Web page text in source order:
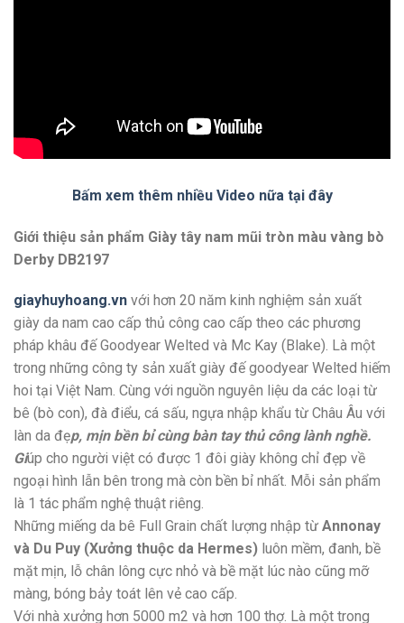
Bấm xem thêm nhiều Video nữa tại đây
Giới thiệu sản phẩm Giày tây nam mũi tròn màu vàng bò
Derby DB2197
giayhuyhoang.vn với hơn 20 năm kinh nghiệm sản xuất
giày da nam cao cấp thủ công cao cấp theo các phương
pháp khâu đế Goodyear Welted và Mc Kay (Blake). Là một
trong những công ty sản xuất giày đế goodyear Welted hiếm
hoi tại Việt Nam. Cùng với nguồn nguyên liệu da các loại từ
bê (bò con), đà điểu, cá sấu, ngựa nhập khẩu từ Châu Âu với
làn da đẹp, mịn bền bỉ cùng bàn tay thủ công lành nghề.
Giúp cho người việt có được 1 đôi giày không chỉ đẹp về
ngoại hình lẫn bên trong mà còn bền bỉ nhất. Mỗi sản phẩm
là 1 tác phẩm nghệ thuật riêng.
Những miếng da bê Full Grain chất lượng nhập từ Annonay
và Du Puy (Xưởng thuộc da Hermes) luôn mềm, đanh, bề
mặt mịn, lỗ chân lông cực nhỏ và bề mặt lúc nào cũng mỡ
màng, bóng bảy toát lên vẻ cao cấp.
Với nhà xưởng hơn 5000 m2 và hơn 100 thợ. Là một trong